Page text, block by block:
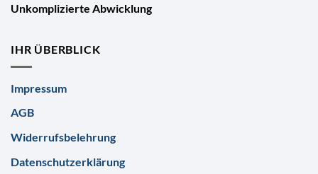
Unkomplizierte Abwicklung
IHR ÜBERBLICK
Impressum
AGB
Widerrufsbelehrung
Datenschutzerklärung